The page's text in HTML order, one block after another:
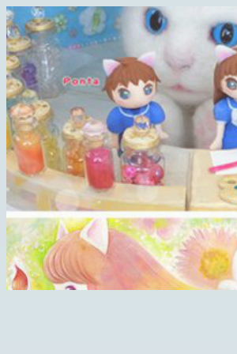
内
容
を
ス
キ
ッ
プ